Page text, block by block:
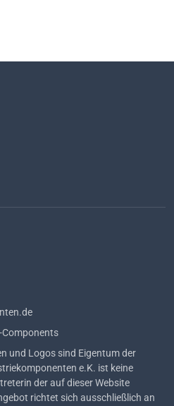
Components
und Logos sind Eigentum der
e.K. ist keine
der auf dieser Website
richtet sich ausschließlich an